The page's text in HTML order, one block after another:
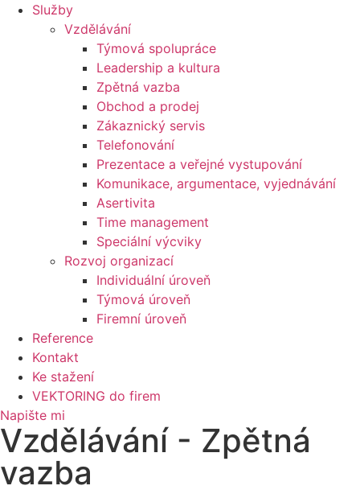
Služby
Vzdělávání
Týmová spolupráce
Leadership a kultura
Zpětná vazba
Obchod a prodej
Zákaznický servis
Telefonování
Prezentace a veřejné vystupování
Komunikace, argumentace, vyjednávání
Asertivita
Time management
Speciální výcviky
Rozvoj organizací
Individuální úroveň
Týmová úroveň
Firemní úroveň
Reference
Kontakt
Ke stažení
VEKTORING do firem
Napište mi
Vzdělávání - Zpětná
vazba